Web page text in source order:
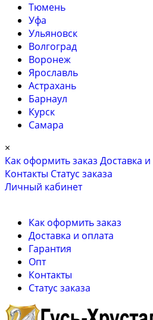
Тюмень
Уфа
Ульяновск
Волгоград
Воронеж
Ярославль
Астрахань
Барнаул
Курск
Самара
×
Как оформить заказ Доставка
Контакты Cтатус заказа
Личный кабинет
Как оформить заказ
Доставка и оплата
Гарантия
Опт
Контакты
Cтатус заказа